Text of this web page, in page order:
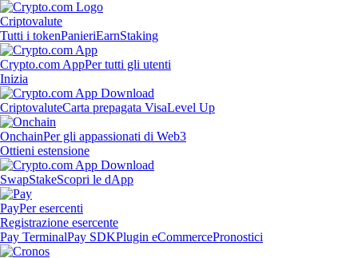
Criptovalute
Tutti i tokenPanieriEarnStaking
Crypto.com AppPer tutti gli utenti
Inizia
CriptovaluteCarta prepagata VisaLevel Up
OnchainPer gli appassionati di Web3
Ottieni estensione
SwapStakeScopri le dApp
PayPer esercenti
Registrazione esercente
Pay TerminalPay SDKPlugin eCommercePronostici